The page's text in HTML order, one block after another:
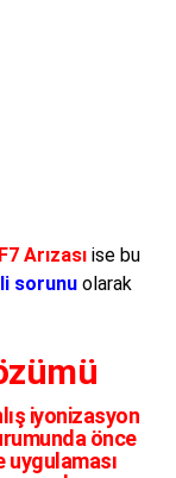
F7 Arızası ise bu
sorunu olarak
iyonizasyon
önce
uygulaması